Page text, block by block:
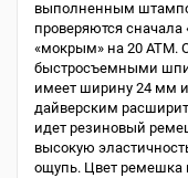
выполненным
проверяются
«мокрым» на 20 АТМ.
быстросъемными
имеет ширину 24 мм
дайверским
идет резиновый
высокую
ощупь. Цвет ремешка